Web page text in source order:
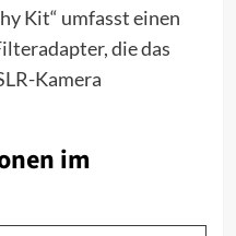
Kit“ umfasst einen
die das
Kamera
im